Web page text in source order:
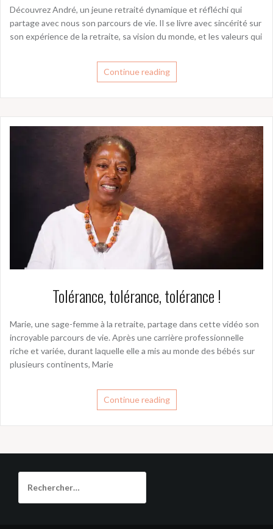
Découvrez André, un jeune retraité dynamique et réfléchi qui
partage avec nous son parcours de vie. Il se livre avec sincérité sur
son expérience de la retraite, sa vision du monde, et les valeurs qui
Continue reading
Tolérance, tolérance, tolérance !
Marie, une sage-femme à la retraite, partage dans cette vidéo son
incroyable parcours de vie. Après une carrière professionnelle
riche et variée, durant laquelle elle a mis au monde des bébés sur
plusieurs continents, Marie
Continue reading